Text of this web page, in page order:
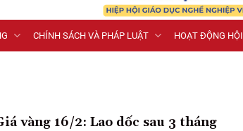
CHÍNH SÁCH VÀ PHÁP LUẬT HOẠT ĐỘNG HỘI
vàng 16/2: Lao dốc sau 3 tháng